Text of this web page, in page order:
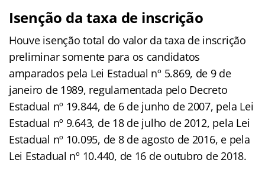
Isenção da taxa de inscrição
Houve isenção total do valor da taxa de inscrição
preliminar somente para os candidatos
amparados pela Lei Estadual nº 5.869, de 9 de
janeiro de 1989, regulamentada pelo Decreto
Estadual nº 19.844, de 6 de junho de 2007, pela Lei
Estadual nº 9.643, de 18 de julho de 2012, pela Lei
Estadual nº 10.095, de 8 de agosto de 2016, e pela
Lei Estadual nº 10.440, de 16 de outubro de 2018.